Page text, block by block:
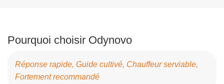
Pourquoi choisir Odynovo
Réponse rapide, Guide cultivé, Chauffeur serviable,
Fortement recommandé